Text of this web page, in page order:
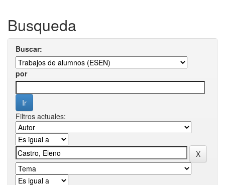
Busqueda
Buscar:
por
Filtros actuales: